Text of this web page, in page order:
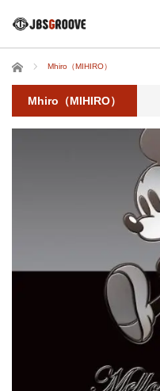
ホーム Mhiro（MIHIRO）
Mhiro（MIHIRO）